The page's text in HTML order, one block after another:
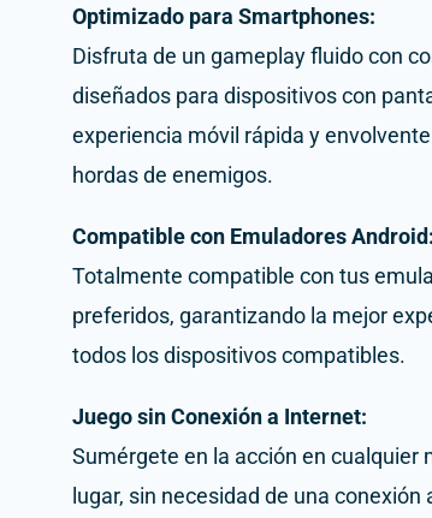
Optimizado para Smartphones:
Disfruta de un gameplay fluido con
diseñados para dispositivos con
experiencia móvil rápida y
hordas de enemigos.
Compatible con Emuladores Android:
Totalmente compatible con tus
preferidos, garantizando la mejor
todos los dispositivos compatibles.
Juego sin Conexión a Internet:
Sumérgete en la acción en cualquier
lugar, sin necesidad de una conexión